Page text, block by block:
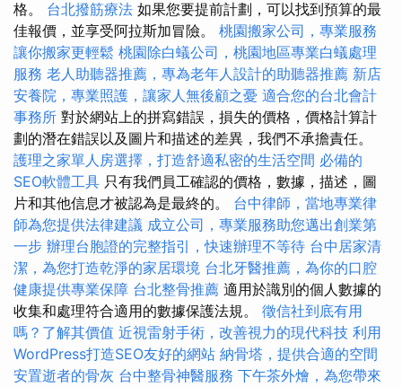
格。 台北撥筋療法 如果您要提前計劃，可以找到預算的最
佳報價，並享受阿拉斯加冒險。 桃園搬家公司，專業服務
讓你搬家更輕鬆 桃園除白蟻公司，桃園地區專業白蟻處理
服務 老人助聽器推薦，專為老年人設計的助聽器推薦 新店
安養院，專業照護，讓家人無後顧之憂 適合您的台北會計
事務所 對於網站上的拼寫錯誤，損失的價格，價格計算計
劃的潛在錯誤以及圖片和描述的差異，我們不承擔責任。
護理之家單人房選擇，打造舒適私密的生活空間 必備的
SEO軟體工具 只有我們員工確認的價格，數據，描述，圖
片和其他信息才被認為是最終的。 台中律師，當地專業律
師為您提供法律建議 成立公司，專業服務助您邁出創業第
一步 辦理台胞證的完整指引，快速辦理不等待 台中居家清
潔，為您打造乾淨的家居環境 台北牙醫推薦，為你的口腔
健康提供專業保障 台北整骨推薦 適用於識別的個人數據的
收集和處理符合適用的數據保護法規。 徵信社到底有用
嗎？了解其價值 近視雷射手術，改善視力的現代科技 利用
WordPress打造SEO友好的網站 納骨塔，提供合適的空間
安置逝者的骨灰 台中整骨神醫服務 下午茶外燴，為您帶來